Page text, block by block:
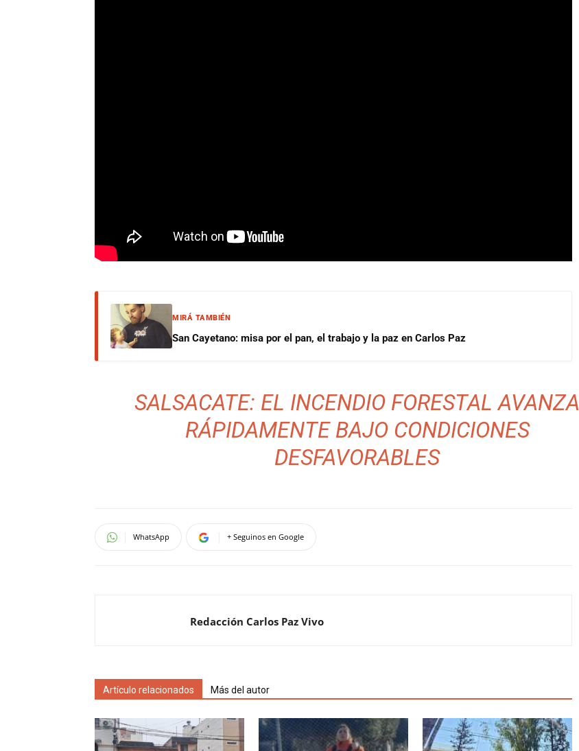
MIRÁ TAMBIÉN
San Cayetano: misa por el pan, el trabajo y la paz en Carlos Paz
SALSACATE: EL INCENDIO FORESTAL AVANZA
RÁPIDAMENTE BAJO CONDICIONES
DESFAVORABLES
WhatsApp + Seguinos en Google
Redacción Carlos Paz Vivo
Artículo relacionados Más del autor